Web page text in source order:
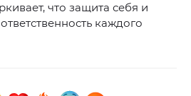
что защита себя и
каждого